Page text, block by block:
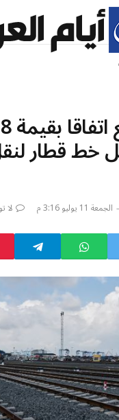
خط قطار
الجمعة 11 يوليو 3:16 م لا